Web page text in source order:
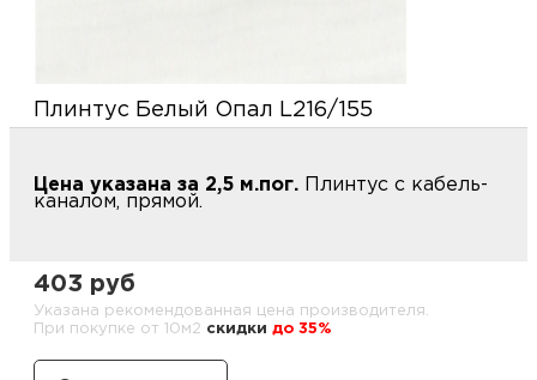
Плинтус Белый Опал L216/155
Цена указана за 2,5 м.пог. Плинтус с кабель-
каналом, прямой.
403 руб
Указана рекомендованная цена производителя.
При покупке от 10м2 cкидки до 35%